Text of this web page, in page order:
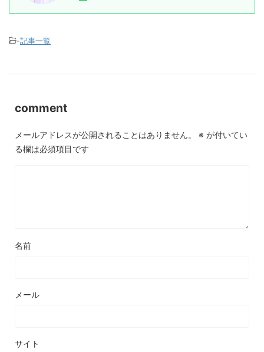
-記事一覧
comment
メールアドレスが公開されることはありません。 ※ が付いてい
る欄は必須項目です
名前
メール
サイト